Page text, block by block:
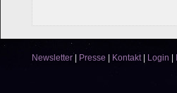
Newsletter Presse Kontakt| Login